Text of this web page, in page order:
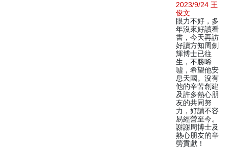
2023/9/24 王
俊文
眼力不好，多
年沒來好讀看
書，今天再訪
好讀方知周劍
輝博士已往
生，不勝唏
噓，希望他安
息天國。沒有
他的辛苦創建
及許多熱心朋
友的共同努
力，好讀不容
易經營至今。
謝謝周博士及
熱心朋友的辛
勞貢獻！